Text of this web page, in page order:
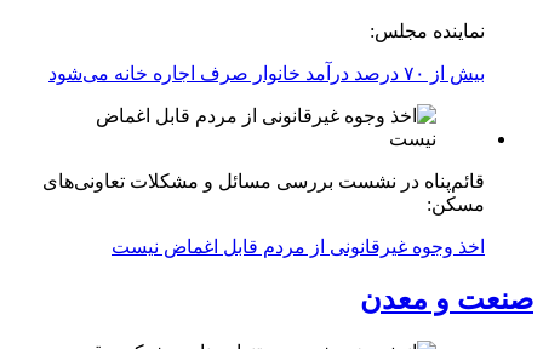
نماینده مجلس:
بیش از ۷۰ درصد درآمد خانوار صرف اجاره خانه می‌شود
قائم‌پناه در نشست بررسی مسائل و مشکلات تعاونی‌های
مسکن:
اخذ وجوه غیرقانونی از مردم قابل اغماض نیست
صنعت و معدن